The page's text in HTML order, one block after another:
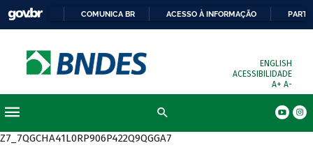
COMUNICA BR ACESSO À INFORMAÇÃO
ENGLISH
ACESSIBILIDADE
A+ A-
Z7_7QGCHA41L0RP906P422Q9QGGA7